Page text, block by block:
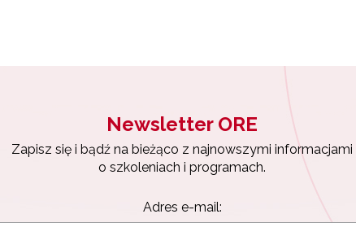
Newsletter ORE
Zapisz się i bądź na bieżąco z najnowszymi informacjami
o szkoleniach i programach.
Adres e-mail: